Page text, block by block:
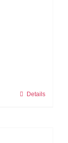
Details